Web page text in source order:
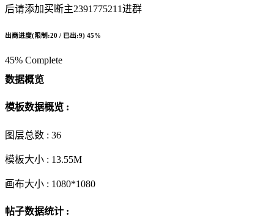
后请添加买断主2391775211进群
出商进度(限制:20 / 已出:9) 45%
45% Complete
数据概览
模板数据概览 :
图层总数 : 36
模板大小 : 13.55M
画布大小 : 1080*1080
帖子数据统计 :